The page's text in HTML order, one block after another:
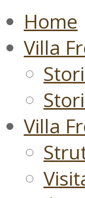
Home
Villa
Villa